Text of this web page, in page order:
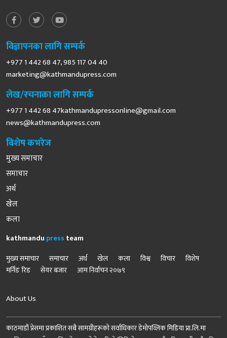
विज्ञापनका लागि सम्पर्क
+977 1 442 68 47, 985 117 04 40
marketing@kathmandupress.com
लेख/रचनाका लागि सम्पर्क
+977 1 442 68 47kathmandupressonline@gmail.com
news@kathmandupress.com
विशेष कभरेज
मुख्य समाचार
समाचार
अर्थ
खेल
कला
kathmandu press team
मुख्य समाचार
समाचार अर्थ खेल कला विश्व विचार
विशेष
मर्निङ रिड
सेयर बजार आम निर्वाचन २०७९
About Us
काठमाडौं प्रेसमा प्रकाशित सबै सामग्रीहरूको सर्वाधिकार डेमोपव्लिक मिडिया प्रा.लि.मा